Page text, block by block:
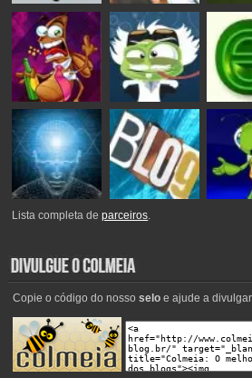
Lista completa deparceiros.
Copie o código do nosso seloe ajude a